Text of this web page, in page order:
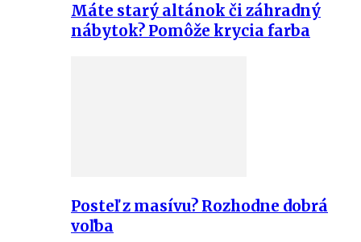
Máte starý altánok či záhradný
nábytok? Pomôže krycia farba
Posteľ z masívu? Rozhodne dobrá
voľba